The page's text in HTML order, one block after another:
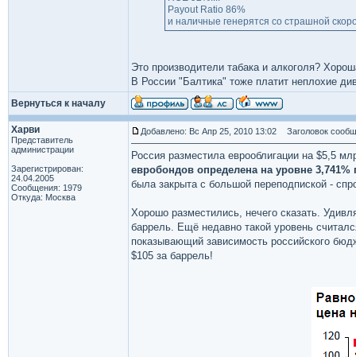
Payout Ratio 86%
и наличные генерятся со страшной
Это производители табака и алкоголя?
В России "Балтика" тоже платит неплохие
Вернуться к началу
Харви
Представитель
администрации
Зарегистрирован:
24.04.2005
Сообщения: 1979
Откуда: Москва
Добавлено: Вс Апр 25, 2010 13:02 Заголовок
Россия разместила еврооблигации на $5,5
евробондов определена на уровне
была закрыта с большой переподпиской -
Хорошо разместились, нечего сказать.
баррель. Ещё недавно такой уровень
показывающий зависимость российского
$105 за баррель!